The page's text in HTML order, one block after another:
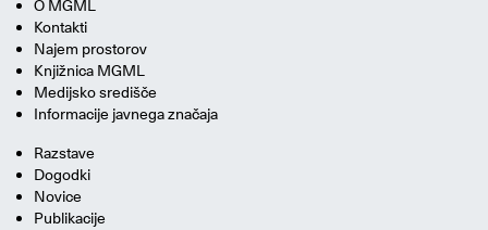
O MGML
Kontakti
Najem prostorov
Knjižnica MGML
Medijsko središče
Informacije javnega značaja
Razstave
Dogodki
Novice
Publikacije